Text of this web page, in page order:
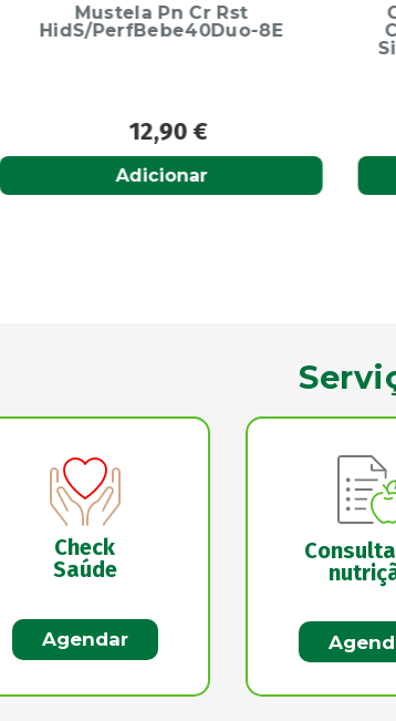
Chicco Physio Air Chupeta,
Caixa 2Unidade(s) 16M-36M
9,80
Adicionar
Check
Saúde
Agendar